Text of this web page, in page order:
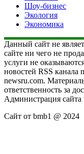
Шоу-бизнес
Экология
Экономика
Данный сайт не
сайте ни чего не
услуги не
новостей RSS канала
newsru.com.
ответственность за
Администрация сайта
Сайт от bmb1 @ 2024